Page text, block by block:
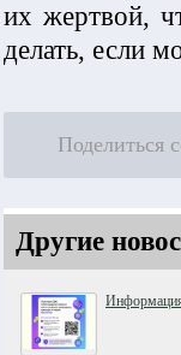
их жертвой,
делать, если
Поделиться
Другие